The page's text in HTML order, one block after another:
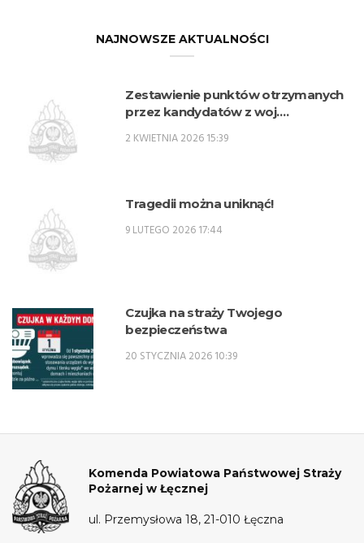
NAJNOWSZE AKTUALNOŚCI
Zestawienie punktów otrzymanych
przez kandydatów z woj.
przeszkolenie zawodowe
r. – SPO
2 KWIETNIA 2026 15:39
Tragedii można uniknąć!
9 LUTEGO 2026 17:44
Czujka na straży Twojego
bezpieczeństwa
20 STYCZNIA 2026 10:39
Komenda Powiatowa Państwowej Straży
Pożarnej w Łęcznej
ul. Przemysłowa 18, 21-010 Łęczna